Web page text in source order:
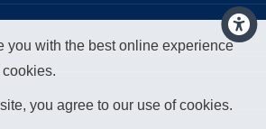
you with the best online experience
you agree to our use of cookies.